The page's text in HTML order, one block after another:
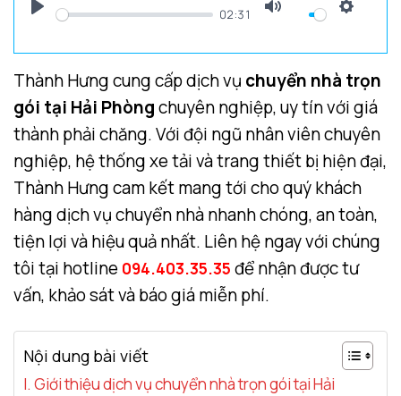
PLAY
02:31
MUTE
Thành Hưng cung cấp dịch vụ chuyển nhà trọn
gói tại Hải Phòngchuyên nghiệp, uy tín với giá
thành phải chăng. Với đội ngũ nhân viên chuyên
nghiệp, hệ thống xe tải và trang thiết bị hiện đại,
Thành Hưng cam kết mang tới cho quý khách
hàng dịch vụ chuyển nhà nhanh chóng, an toàn,
tiện lợi và hiệu quả nhất. Liên hệ ngay với chúng
tôi tại hotline 094.403.35.35 để nhận được tư
vấn, khảo sát và báo giá miễn phí.
Nội dung bài viết
I. Giới thiệu dịch vụ chuyển nhà trọn gói tại Hải